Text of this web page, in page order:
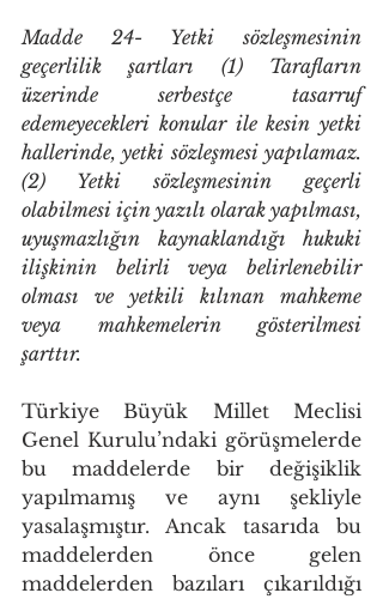
Madde 24- Yetki sözleşmesinin
geçerlilik şartları (1) Tarafların
üzerinde serbestçe tasarruf
edemeyecekleri konular ile kesin yetki
hallerinde, yetki sözleşmesi yapılamaz.
(2) Yetki sözleşmesinin geçerli
olabilmesi için yazılı olarak yapılması,
uyuşmazlığın kaynaklandığı hukuki
ilişkinin belirli veya belirlenebilir
olması ve yetkili kılınan mahkeme
veya mahkemelerin gösterilmesi
şarttır.
Türkiye Büyük Millet Meclisi
Genel Kurulu’ndaki görüşmelerde
bu maddelerde bir değişiklik
yapılmamış ve aynı şekliyle
yasalaşmıştır. Ancak tasarıda bu
maddelerden önce gelen
maddelerden bazıları çıkarıldığı